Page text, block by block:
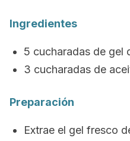
Ingredientes
5 cucharadas de gel
3 cucharadas de
Preparación
Extrae el gel fresco